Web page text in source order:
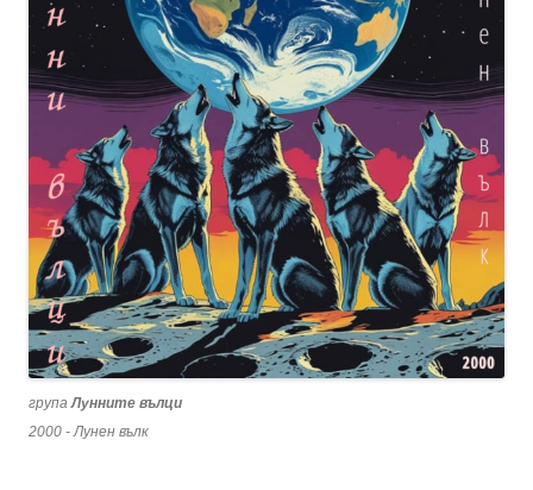
групаЛунните вълци
2000 - Лунен вълк